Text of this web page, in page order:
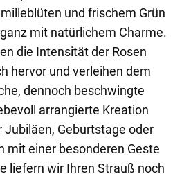
und frischem Grün
mit natürlichem Charme.
die Intensität der Rosen
hervor und verleihen dem
dennoch beschwingte
arrangierte Kreation
Geburtstage oder
mit einer besonderen Geste
liefern wir Ihren Strauß noch